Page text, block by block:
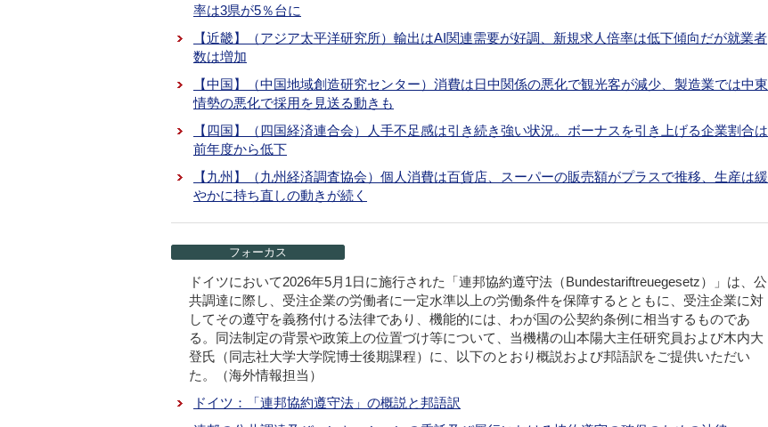
率は3県が5％台に
【近畿】（アジア太平洋研究所）輸出はAI関連需要が好調、新規求人倍率は低下傾向だが就業者
数は増加
【中国】（中国地域創造研究センター）消費は日中関係の悪化で観光客が減少、製造業では中東
情勢の悪化で採用を見送る動きも
【四国】（四国経済連合会）人手不足感は引き続き強い状況。ボーナスを引き上げる企業割合は
前年度から低下
【九州】（九州経済調査協会）個人消費は百貨店、スーパーの販売額がプラスで推移、生産は緩
やかに持ち直しの動きが続く
フォーカス
ドイツにおいて2026年5月1日に施行された「連邦協約遵守法（Bundestariftreuegesetz）」は、公
共調達に際し、受注企業の労働者に一定水準以上の労働条件を保障するとともに、受注企業に対
してその遵守を義務付ける法律であり、機能的には、わが国の公契約条例に相当するものであ
る。同法制定の背景や政策上の位置づけ等について、当機構の山本陽大主任研究員および木内大
登氏（同志社大学大学院博士後期課程）に、以下のとおり概説および邦語訳をご提供いただい
た。（海外情報担当）
ドイツ：「連邦協約遵守法」の概説と邦語訳